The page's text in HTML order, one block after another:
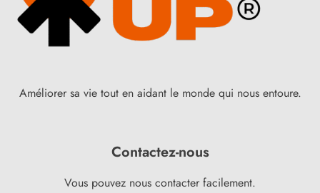
Améliorer sa vie tout en aidant le monde qui nous entoure.
Contactez-nous
Vous pouvez nous contacter facilement.